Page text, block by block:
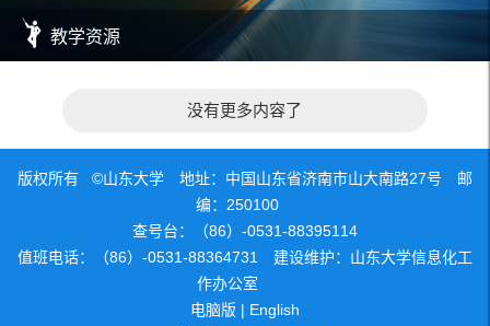
教学资源
没有更多内容了
版权所有 ©山东大学 地址：中国山东省济南市山大南路27号 邮
编：250100
查号台：（86）-0531-88395114
值班电话：（86）-0531-88364731 建设维护：山东大学信息化工
作办公室
电脑版 | English